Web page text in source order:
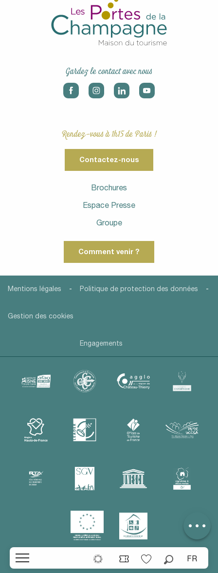
Voir les favoris
Recherche
FR
Description
Gardez le contact avec nous
Rendez-vous à 1h15 de Paris !
Contactez-nous
Brochures
Espace Presse
Groupe
Comment venir ?
Mentions légales - Politique de protection des données -
Gestion des cookies
Engagements